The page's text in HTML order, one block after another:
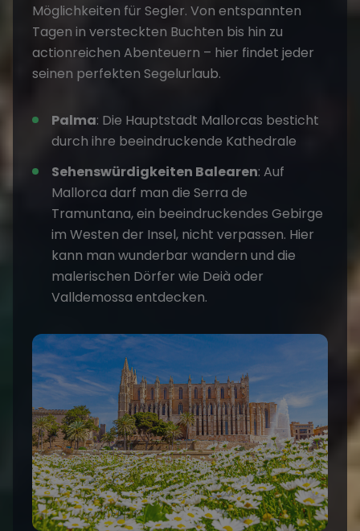
Möglichkeiten für Segler. Von entspannten
Tagen in versteckten Buchten bis hin zu
actionreichen Abenteuern – hier findet jeder
seinen perfekten Segelurlaub.
Palma: Die Hauptstadt Mallorcas besticht
durch ihre beeindruckende Kathedrale
Sehenswürdigkeiten Balearen: Auf
Mallorca darf man die Serra de
Tramuntana, ein beeindruckendes Gebirge
im Westen der Insel, nicht verpassen. Hier
kann man wunderbar wandern und die
malerischen Dörfer wie Deià oder
Valldemossa entdecken.